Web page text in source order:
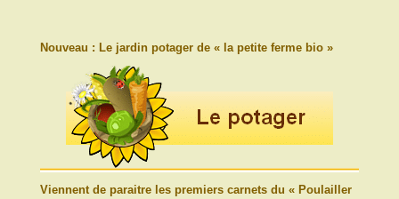
Nouveau : Le jardin potager de « la petite ferme bio »
Viennent de paraitre les premiers carnets du « Poulailler